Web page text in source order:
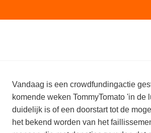
Vandaag is een crowdfundingactie
komende weken TommyTomato 'in de
duidelijk is of een doorstart tot de
het bekend worden van het